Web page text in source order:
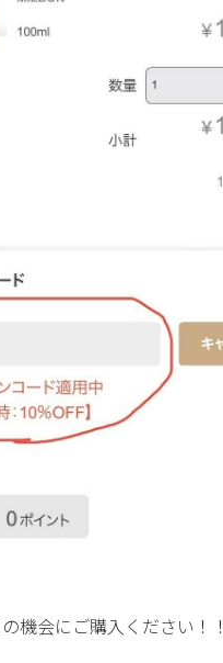
機会にご購入ください！！